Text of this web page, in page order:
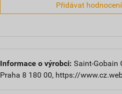
Přidávat
Informace o výrobci: Saint-Gobain
Praha 8 180 00, https://